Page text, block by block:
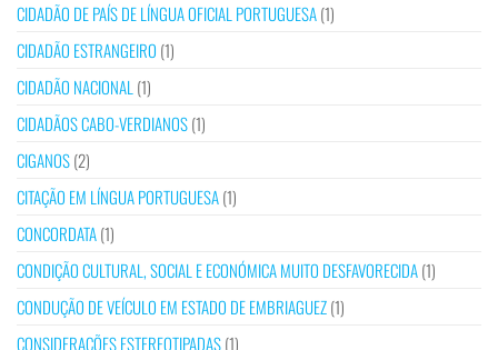
CIDADÃO DE PAÍS DE LÍNGUA OFICIAL PORTUGUESA(1)
CIDADÃO ESTRANGEIRO (1)
CIDADÃO NACIONAL (1)
CIDADÃOS CABO-VERDIANOS(1)
CIGANOS(2)
CITAÇÃO EM LÍNGUA PORTUGUESA(1)
CONCORDATA(1)
CONDIÇÃO CULTURAL, SOCIAL E ECONÓMICA MUITO DESFAVORECIDA(1)
CONDUÇÃO DE VEÍCULO EM ESTADO DE EMBRIAGUEZ(1)
CONSIDERAÇÕES ESTEREOTIPADAS(1)